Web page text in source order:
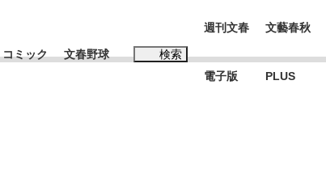
コミック 文春野球 検索
週刊文春
電子版
文藝春秋
PLUS